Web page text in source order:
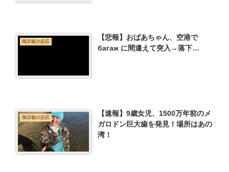
掲示板の反応
【悲報】おばあちゃん、空港で
багаж に間違えて突入→落下…
掲示板の反応
【速報】9歳女児、1500万年前のメ
ガロドン巨大歯を発見！場所はあの
湾！